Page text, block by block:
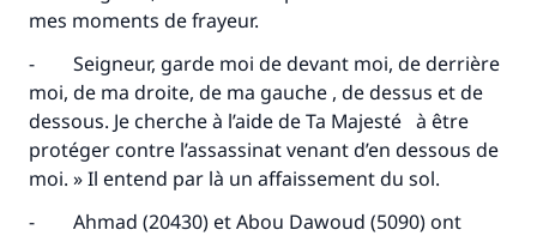
mes moments de frayeur.
- Seigneur, garde moi de devant moi, de derrière
moi, de ma droite, de ma gauche , de dessus et de
dessous. Je cherche à l’aide de Ta Majesté à être
protéger contre l’assassinat venant d’en dessous de
moi. » Il entend par là un affaissement du sol.
- Ahmad (20430) et Abou Dawoud (5090) ont